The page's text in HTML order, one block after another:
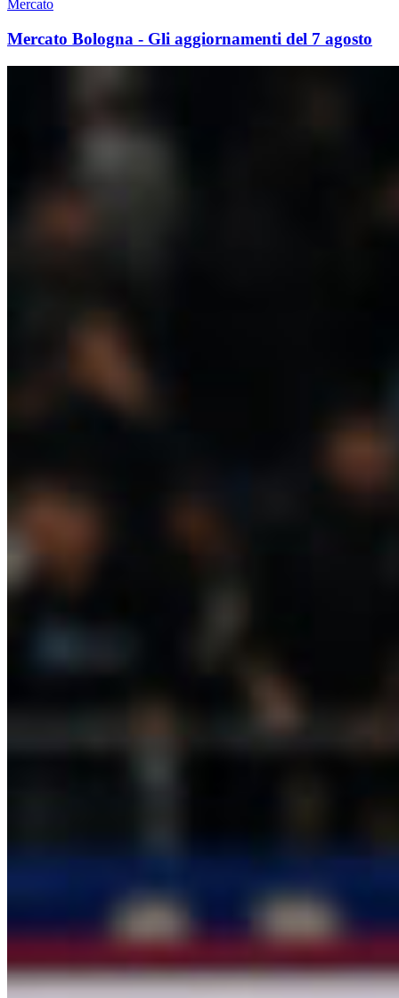
Mercato
Mercato Bologna - Gli aggiornamenti del 7 agosto